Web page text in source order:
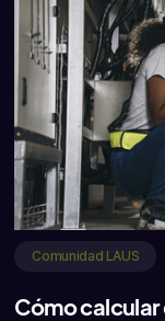
Comunidad LAUS
Cómo calcular